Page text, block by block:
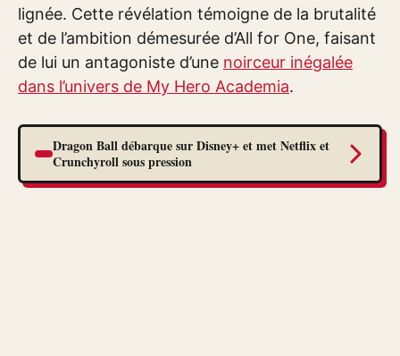
lignée. Cette révélation témoigne de la brutalité
et de l’ambition démesurée d’All for One, faisant
de lui un antagoniste d’une noirceur inégalée
dans l’univers de My Hero Academia.
Dragon Ball débarque sur Disney+ et met Netflix et
Crunchyroll sous pression